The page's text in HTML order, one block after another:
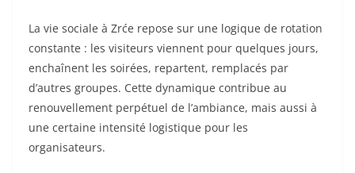
La vie sociale à Zrće repose sur une logique de rotation
constante : les visiteurs viennent pour quelques jours,
enchaînent les soirées, repartent, remplacés par
d’autres groupes. Cette dynamique contribue au
renouvellement perpétuel de l’ambiance, mais aussi à
une certaine intensité logistique pour les
organisateurs.